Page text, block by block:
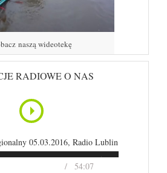
naszą wideotekę
RADIOWE O NAS
54:07
05.03.2016, Radio Lublin